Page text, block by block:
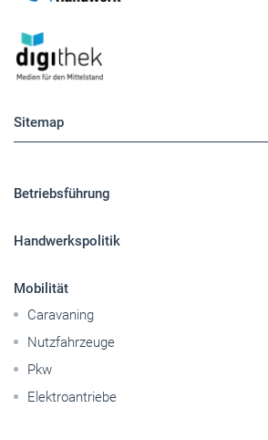
Sitemap
Betriebsführung
Handwerkspolitik
Mobilität
Caravaning
Nutzfahrzeuge
Pkw
Elektroantriebe